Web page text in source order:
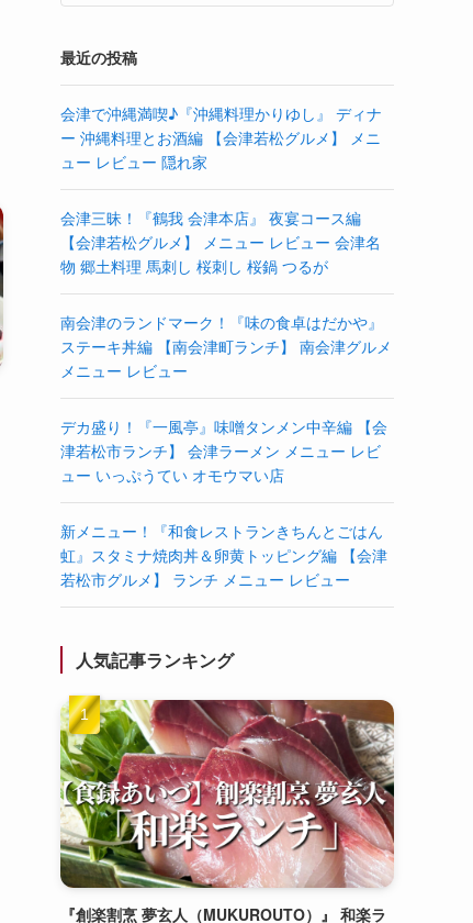
最近の投稿
会津で沖縄満喫♪『沖縄料理かりゆし』 ディナ
ー 沖縄料理とお酒編 【会津若松グルメ】 メニ
ュー レビュー 隠れ家
会津三昧！『鶴我 会津本店』 夜宴コース編
【会津若松グルメ】 メニュー レビュー 会津名
物 郷土料理 馬刺し 桜刺し 桜鍋 つるが
南会津のランドマーク！『味の食卓はだかや』
ステーキ丼編 【南会津町ランチ】 南会津グルメ
メニュー レビュー
デカ盛り！『一風亭』味噌タンメン中辛編 【会
津若松市ランチ】 会津ラーメン メニュー レビ
ュー いっぷうてい オモウマい店
新メニュー！『和食レストランきちんとごはん
虹』スタミナ焼肉丼＆卵黄トッピング編 【会津
若松市グルメ】 ランチ メニュー レビュー
人気記事ランキング
『創楽割烹 夢玄人（MUKUROUTO）』 和楽ラ